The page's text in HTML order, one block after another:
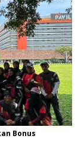
Bonus